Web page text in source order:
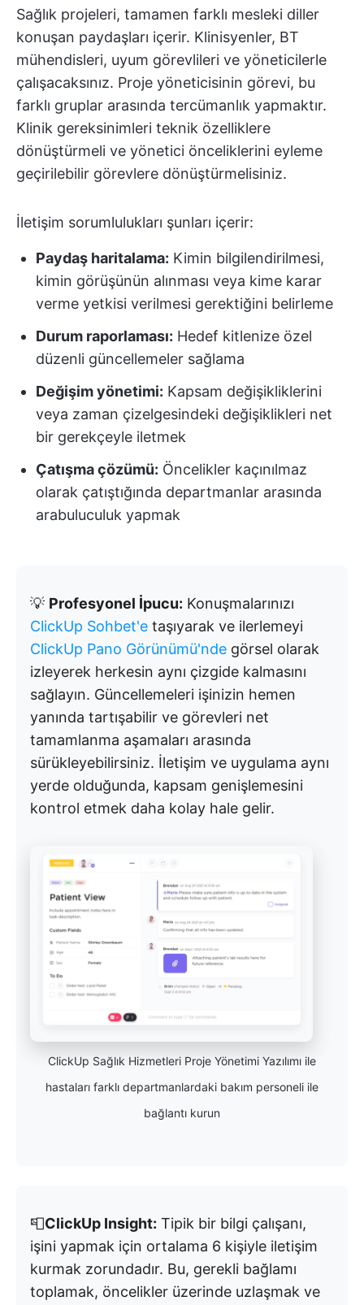
Sağlık projeleri, tamamen farklı mesleki diller
konuşan paydaşları içerir. Klinisyenler, BT
mühendisleri, uyum görevlileri ve yöneticilerle
çalışacaksınız. Proje yöneticisinin görevi, bu
farklı gruplar arasında tercümanlık yapmaktır.
Klinik gereksinimleri teknik özelliklere
dönüştürmeli ve yönetici önceliklerini eyleme
geçirilebilir görevlere dönüştürmelisiniz.
İletişim sorumlulukları şunları içerir:
Paydaş haritalama: Kimin bilgilendirilmesi,
kimin görüşünün alınması veya kime karar
verme yetkisi verilmesi gerektiğini belirleme
Durum raporlaması: Hedef kitlenize özel
düzenli güncellemeler sağlama
Değişim yönetimi: Kapsam değişikliklerini
veya zaman çizelgesindeki değişiklikleri net
bir gerekçeyle iletmek
Çatışma çözümü: Öncelikler kaçınılmaz
olarak çatıştığında departmanlar arasında
arabuluculuk yapmak
💡 Profesyonel İpucu: Konuşmalarınızı
ClickUp Sohbet'e taşıyarak ve ilerlemeyi
ClickUp Pano Görünümü'nde görsel olarak
izleyerek herkesin aynı çizgide kalmasını
sağlayın. Güncellemeleri işinizin hemen
yanında tartışabilir ve görevleri net
tamamlanma aşamaları arasında
sürükleyebilirsiniz. İletişim ve uygulama aynı
yerde olduğunda, kapsam genişlemesini
kontrol etmek daha kolay hale gelir.
ClickUp Sağlık Hizmetleri Proje Yönetimi Yazılımı ile
hastaları farklı departmanlardaki bakım personeli ile
bağlantı kurun
📮ClickUp Insight: Tipik bir bilgi çalışanı,
işini yapmak için ortalama 6 kişiyle iletişim
kurmak zorundadır. Bu, gerekli bağlamı
toplamak, öncelikler üzerinde uzlaşmak ve